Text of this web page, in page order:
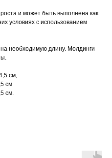
и может быть выполнена как
условиях с использованием
необходимую длину. Молдинги
см,
см
см.